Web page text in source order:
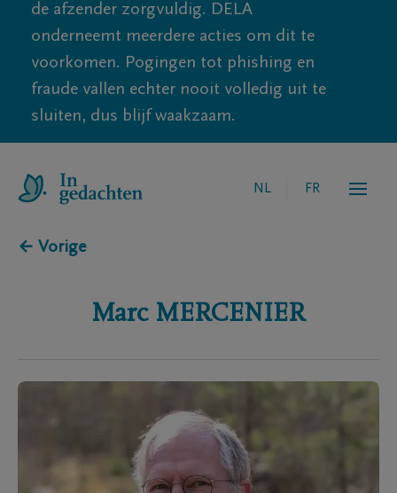
de afzender zorgvuldig. DELA
onderneemt meerdere acties om dit te
voorkomen. Pogingen tot phishing en
fraude vallen echter nooit volledig uit te
sluiten, dus blijf waakzaam.
NL FR
← Vorige
Marc MERCENIER